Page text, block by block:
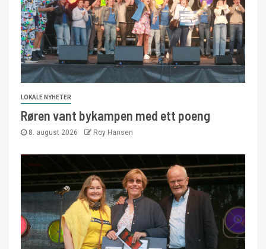
LOKALE NYHETER
Røren vant bykampen med ett poeng
8. august 2026 Roy Hansen